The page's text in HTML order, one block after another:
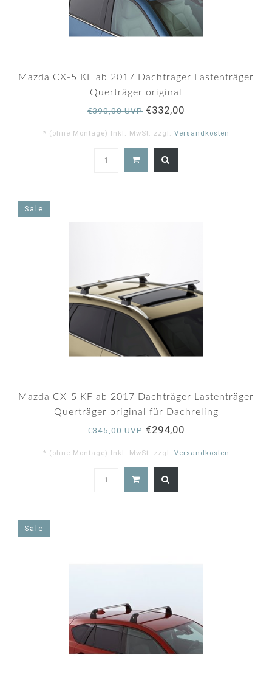
Mazda CX-5 KF ab 2017 Dachträger Lastenträger
Querträger original
€390,00 UVP €332,00
* (ohne Montage) Inkl. MwSt. zzgl. Versandkosten
Sale
Mazda CX-5 KF ab 2017 Dachträger Lastenträger
Querträger original für Dachreling
€345,00 UVP €294,00
* (ohne Montage) Inkl. MwSt. zzgl. Versandkosten
Sale